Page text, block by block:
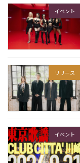
イベント
リリース
イベント